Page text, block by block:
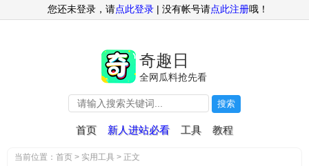
奇趣日
全网瓜料抢先看
搜索
首页 新人进站必看 工具 教程
您还未登录，请点此登录 | 没有帐号请点此注册哦！
当前位置：首页 > 实用工具 > 正文